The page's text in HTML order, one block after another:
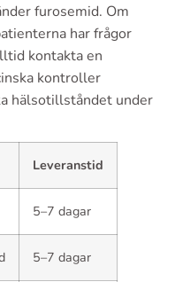
furosemid. Om
har frågor
kontakta en
kontroller
hälsotillståndet under
Leveranstid
5–7 dagar
5–7 dagar